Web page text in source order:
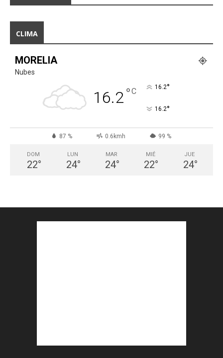
CLIMA
MORELIA
Nubes
16.2°C 16.2°
16.2°
87 % 0.6kmh 99 %
DOM
22°
LUN
24°
MAR
24°
MIÉ
22°
JUE
24°